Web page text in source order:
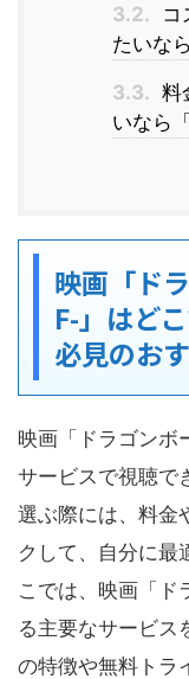
3.2.
コ
たいな
3.3. 料
いなら
映画「ド
F-」はど
必見のお
映画「ドラゴンボ
サービスで視聴で
選ぶ際には、料金
クして、自分に最
こでは、映画「ド
る主要なサービス
の特徴や無料トラ